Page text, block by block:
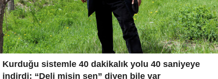
Kurduğu sistemle 40 dakikalık yolu 40 saniyeye
indirdi: “Deli misin sen” diyen bile var